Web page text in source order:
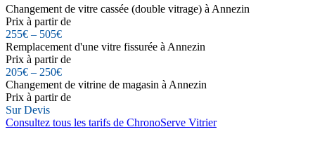
Changement de vitre cassée (double vitrage) à Annezin
Prix à partir de
255€ – 505€
Remplacement d'une vitre fissurée à Annezin
Prix à partir de
205€ – 250€
Changement de vitrine de magasin à Annezin
Prix à partir de
Sur Devis
Consultez tous les tarifs de ChronoServe Vitrier